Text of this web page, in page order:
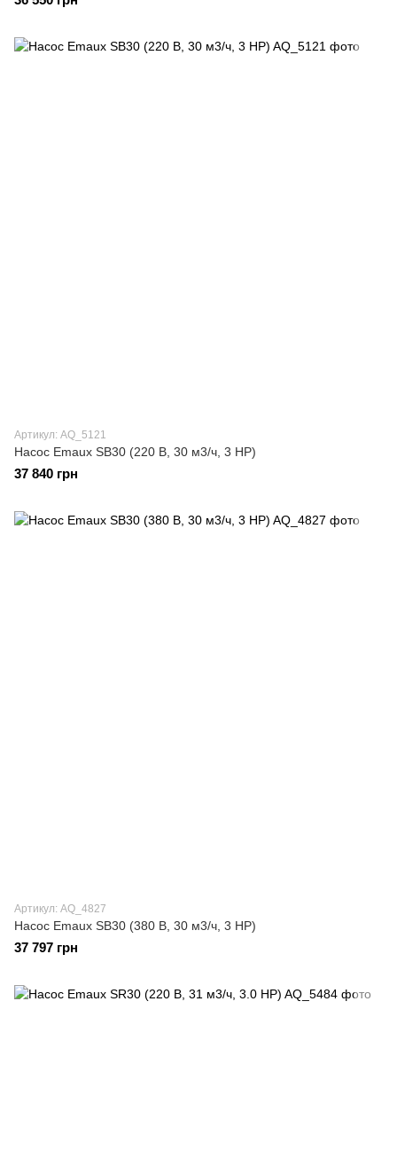
Артикул: AQ_5121
Насос Emaux SB30 (220 В, 30 м3/ч, 3 HP)
37 840 грн
Артикул: AQ_4827
Насос Emaux SB30 (380 В, 30 м3/ч, 3 HP)
37 797 грн